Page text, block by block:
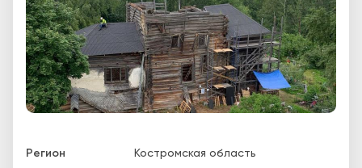
Регион Костромская область